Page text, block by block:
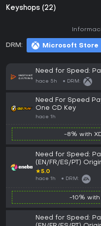
Keyshops (22)
DRM: Microsoft Store
Need for Speed:
hace 5h DRM:
Need For Speed
One CD Key
hace 1h
-8% with
Need for Speed:
(EN/FR/ES/PT)
★5.0
hace 1h DRM:
-10% with
Need for Speed: